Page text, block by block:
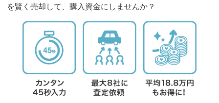
を賢く売却して、購入資金にしませんか？